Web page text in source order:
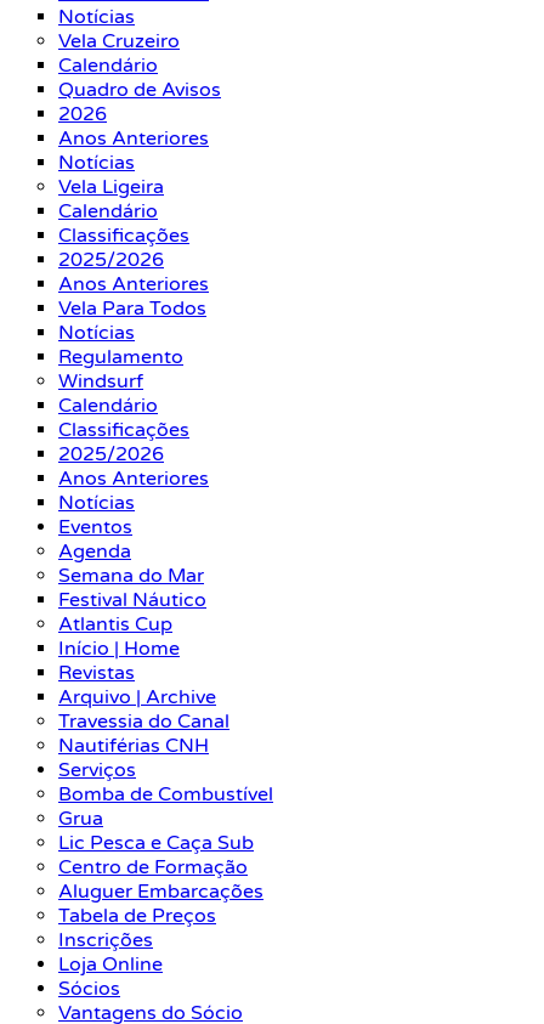
Notícias
Vela Cruzeiro
Calendário
Quadro de Avisos
2026
Anos Anteriores
Notícias
Vela Ligeira
Calendário
Classificações
2025/2026
Anos Anteriores
Vela Para Todos
Notícias
Regulamento
Windsurf
Calendário
Classificações
2025/2026
Anos Anteriores
Notícias
Eventos
Agenda
Semana do Mar
Festival Náutico
Atlantis Cup
Início | Home
Revistas
Arquivo | Archive
Travessia do Canal
Nautiférias CNH
Serviços
Bomba de Combustível
Grua
Lic Pesca e Caça Sub
Centro de Formação
Aluguer Embarcações
Tabela de Preços
Inscrições
Loja Online
Sócios
Vantagens do Sócio